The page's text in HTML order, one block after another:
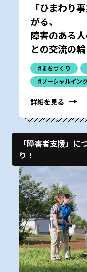
「ひまわり
がる、
障害のある
との交流の輪
#まちづくり
#ソーシャルイン
詳細を見る
「障害者支援」に
り！